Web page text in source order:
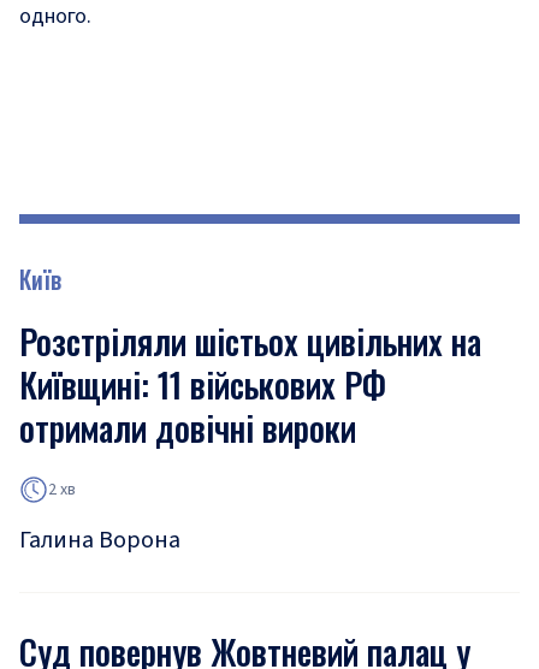
одного.
Київ
Розстріляли шістьох цивільних на
Київщині: 11 військових РФ
отримали довічні вироки
2 хв
Галина Ворона
Суд повернув Жовтневий палац у